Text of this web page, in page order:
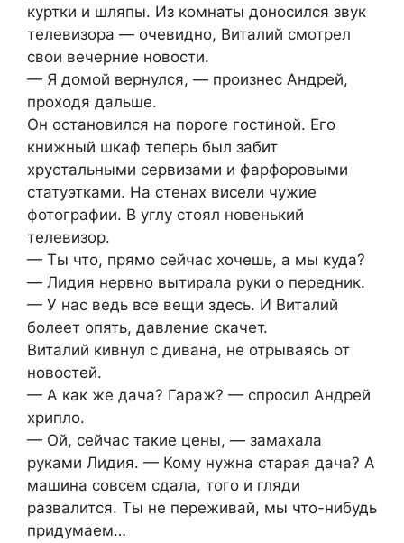
куртки и шляпы. Из комнаты доносился звук
телевизора — очевидно, Виталий смотрел
свои вечерние новости.
— Я домой вернулся, — произнес Андрей,
проходя дальше.
Он остановился на пороге гостиной. Его
книжный шкаф теперь был забит
хрустальными сервизами и фарфоровыми
статуэтками. На стенах висели чужие
фотографии. В углу стоял новенький
телевизор.
— Ты что, прямо сейчас хочешь, а мы куда?
— Лидия нервно вытирала руки о передник.
— У нас ведь все вещи здесь. И Виталий
болеет опять, давление скачет.
Виталий кивнул с дивана, не отрываясь от
новостей.
— А как же дача? Гараж? — спросил Андрей
хрипло.
— Ой, сейчас такие цены, — замахала
руками Лидия. — Кому нужна старая дача? А
машина совсем сдала, того и гляди
развалится. Ты не переживай, мы что-нибудь
придумаем…